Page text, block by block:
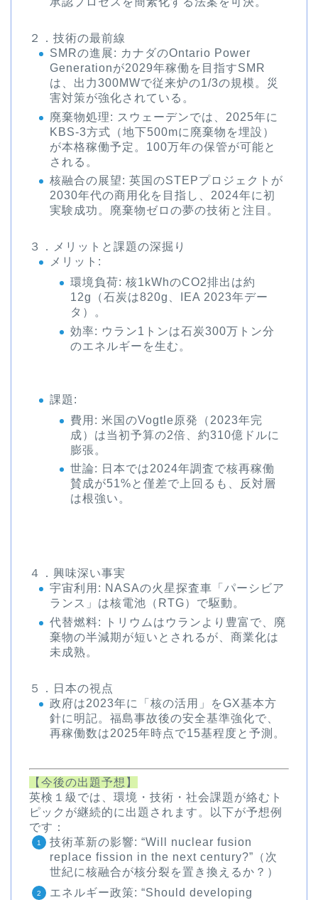
２．技術の最前線
SMRの進展: カナダのOntario Power
Generationが2029年稼働を目指すSMR
は、出力300MWで従来炉の1/3の規模。災
害対策が強化されている。
廃棄物処理: スウェーデンでは、2025年に
KBS-3方式（地下500mに廃棄物を埋設）
が本格稼働予定。100万年の保管が可能と
される。
核融合の展望: 英国のSTEPプロジェクトが
2030年代の商用化を目指し、2024年に初
実験成功。廃棄物ゼロの夢の技術と注目。
３．メリットと課題の深掘り
メリット :
環境負荷: 核1kWhのCO2排出は約
12g（石炭は820g、IEA 2023年デー
タ）。
効率: ウラン1トンは石炭300万トン分
のエネルギーを生む。
課題 :
費用: 米国のVogtle原発（2023年完
成）は当初予算の2倍、約310億ドルに
膨張。
世論: 日本では2024年調査で核再稼働
賛成が51%と僅差で上回るも、反対層
は根強い。
４．興味深い事実
宇宙利用 : NASAの火星探査車「パーシビア
ランス」は核電池（RTG）で駆動。
代替燃料: トリウムはウランより豊富で、廃
棄物の半減期が短いとされるが、商業化は
未成熟。
５．日本の視点
政府は2023年に「核の活用」をGX基本方
針に明記。福島事故後の安全基準強化で、
再稼働数は2025年時点で15基程度と予測。
【今後の出題予想】
英検１級では、環境・技術・社会課題が絡むト
ピックが継続的に出題されます。以下が予想例
です：
技術革新の影響: “Will nuclear fusion
replace fission in the next century?”（次
世紀に核融合が核分裂を置き換えるか？）
エネルギー政策: “Should developing